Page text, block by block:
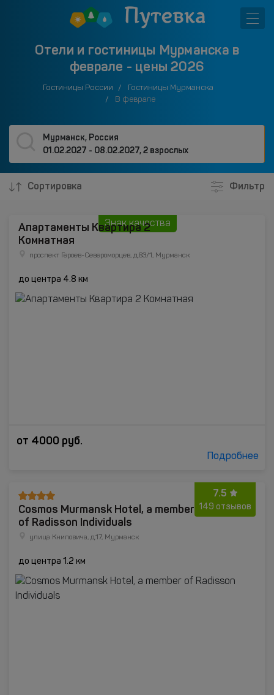
Отели и гостиницы Мурманска в
феврале - цены 2026
Гостиницы России
Гостиницы Мурманска
В феврале
Мурманск, Россия
01.02.2027 - 08.02.2027,2 взрослых
Сортировка Фильтр
Знак качества
Апартаменты Квартира 2
Комнатная
проспект Героев-Североморцев, д.83/1, Мурманск
до центра 4.8 км
от 4000 руб.
Подробнее
7.5
149 отзывов
Cosmos Murmansk Hotel, a member
of Radisson Individuals
улица Книповича, д.17, Мурманск
до центра 1.2 км